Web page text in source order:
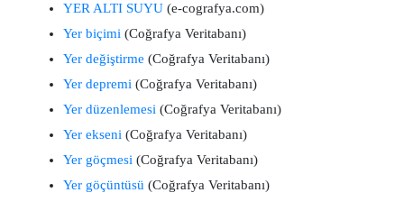
YER ALTI SUYU (e-cografya.com)
Yer biçimi (Coğrafya Veritabanı)
Yer değiştirme (Coğrafya Veritabanı)
Yer depremi (Coğrafya Veritabanı)
Yer düzenlemesi (Coğrafya Veritabanı)
Yer ekseni (Coğrafya Veritabanı)
Yer göçmesi (Coğrafya Veritabanı)
Yer göçüntüsü (Coğrafya Veritabanı)